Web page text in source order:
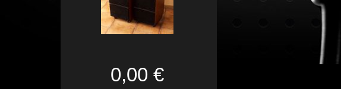
0,00 €